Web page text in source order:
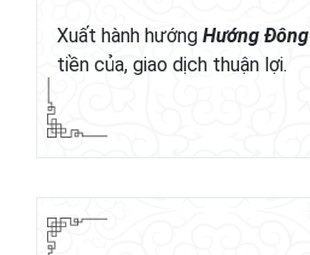
Xuất hành hướng Hướng Đông
tiền của, giao dịch thuận lợi.